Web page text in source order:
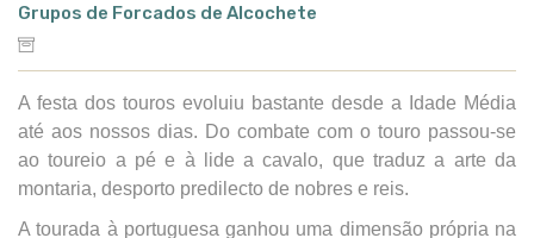
Grupos de Forcados de Alcochete
A festa dos touros evoluiu bastante desde a Idade Média
até aos nossos dias. Do combate com o touro passou-se
ao toureio a pé e à lide a cavalo, que traduz a arte da
montaria, desporto predilecto de nobres e reis.
A tourada à portuguesa ganhou uma dimensão própria na